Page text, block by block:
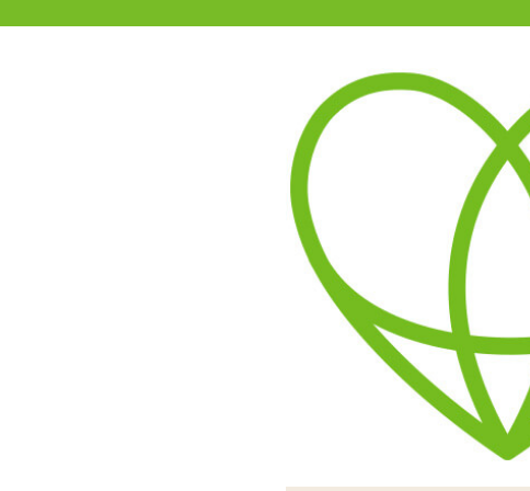
0120-361-969
11-15時まで受付
商品を探す ヘルプ
アダルトグッズ通販「エムズ」TOP SMグ
低温カラーローソク 雫 赤
レビューを見る（2）
長さがありますので持ちやすく